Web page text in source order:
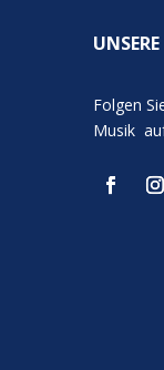
Folgen
Musik